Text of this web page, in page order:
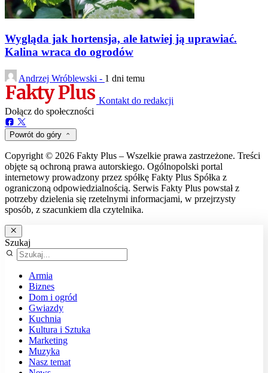
Wygląda jak hortensja, ale łatwiej ją uprawiać.
Kalina wraca do ogrodów
Andrzej Wróblewski - 1 dni temu
Kontakt do redakcji
Dołącz do społeczności
Powrót do góry
Copyright © 2026 Fakty Plus – Wszelkie prawa zastrzeżone. Treści
objęte są ochroną prawa autorskiego. Ogólnopolski portal
internetowy prowadzony przez spółkę Fakty Plus Spółka z
ograniczoną odpowiedzialnością. Serwis Fakty Plus powstał z
potrzeby dzielenia się rzetelnymi informacjami, w przejrzysty
sposób, z szacunkiem dla czytelnika.
Szukaj
Armia
Biznes
Dom i ogród
Gwiazdy
Kuchnia
Kultura i Sztuka
Marketing
Muzyka
Nasz temat